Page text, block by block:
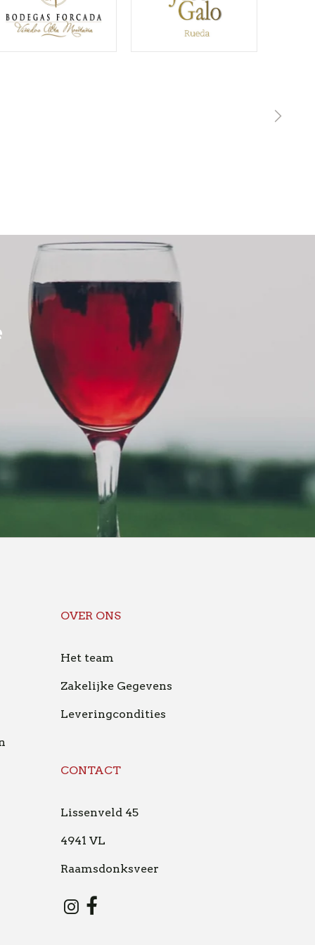
OVER ONS
Het team
Zakelijke Gegevens
Leveringcondities
CONTACT
Lissenveld 45
4941 VL
Raamsdonksveer
Instagram